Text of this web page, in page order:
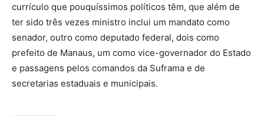
currículo que pouquíssimos políticos têm, que além de
ter sido três vezes ministro inclui um mandato como
senador, outro como deputado federal, dois como
prefeito de Manaus, um como vice-governador do Estado
e passagens pelos comandos da Suframa e de
secretarias estaduais e municipais.